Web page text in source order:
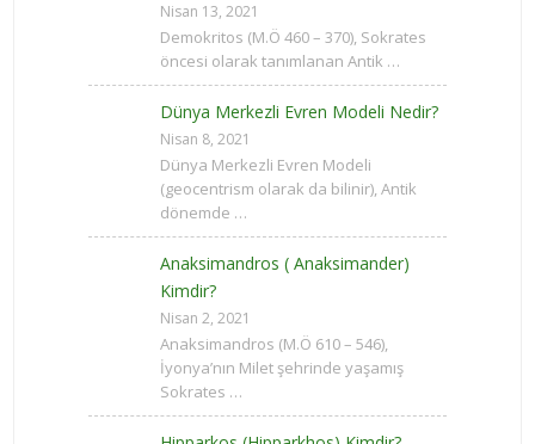
Nisan 13, 2021
Demokritos (M.Ö 460 – 370), Sokrates
öncesi olarak tanımlanan Antik …
Dünya Merkezli Evren Modeli Nedir?
Nisan 8, 2021
Dünya Merkezli Evren Modeli
(geocentrism olarak da bilinir), Antik
dönemde …
Anaksimandros ( Anaksimander)
Kimdir?
Nisan 2, 2021
Anaksimandros (M.Ö 610 – 546),
İyonya’nın Milet şehrinde yaşamış
Sokrates …